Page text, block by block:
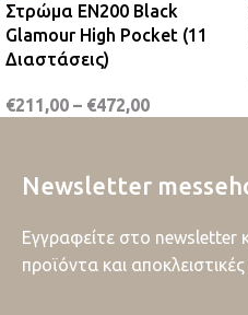
Στρώμα EN200 Black
Glamour High Pocket (11
Διαστάσεις)
€211,00 – €472,00
Newsletter
Εγγραφείτε στο newsletter
προϊόντα και